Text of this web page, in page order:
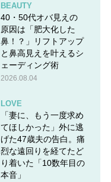
BEAUTY
40・50代オバ見えの
原因は「肥大化した
鼻！？」リフトアップ
と鼻高見えを叶えるシ
ェーディング術
2026.08.04
LOVE
「妻に、もう一度求め
てほしかった」外に逃
げた47歳夫の告白。痛
烈な遠回りを経てたど
り着いた「10数年目の
本音」